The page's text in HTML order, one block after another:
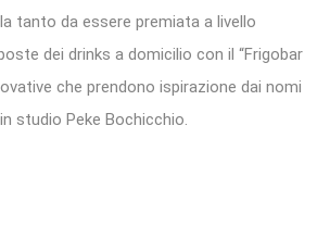
tanto da essere premiata a livello
dei drinks a domicilio con il “Frigobar
che prendono ispirazione dai nomi
studio Peke Bochicchio.